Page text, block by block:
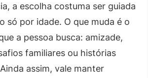
a escolha costuma ser guiada
só por idade. O que muda é o
a pessoa busca: amizade,
familiares ou histórias
assim, vale manter